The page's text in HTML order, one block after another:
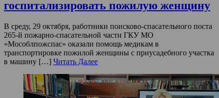
госпитализировать пожилую женщину
В среду, 29 октября, работники поисково-спасательного поста
265-й пожарно-спасательной части ГКУ МО
«Мособлпожспас» оказали помощь медикам в
транспортировке пожилой женщины с приусадебного участка
в машину […] Читать Далее